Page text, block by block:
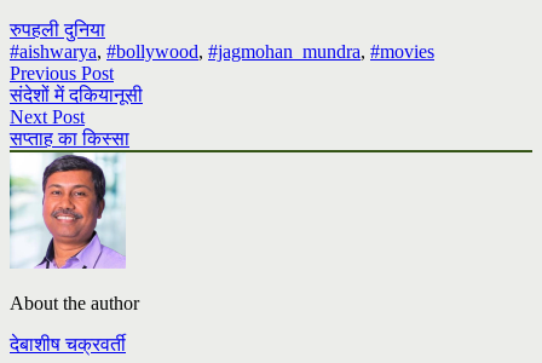
रुपहली दुनिया
#aishwarya, #bollywood, #jagmohan_mundra, #movies
Previous Post
संदेशों में दकियानूसी
Next Post
सप्ताह का किस्सा
About the author
देबाशीष चक्रवर्ती